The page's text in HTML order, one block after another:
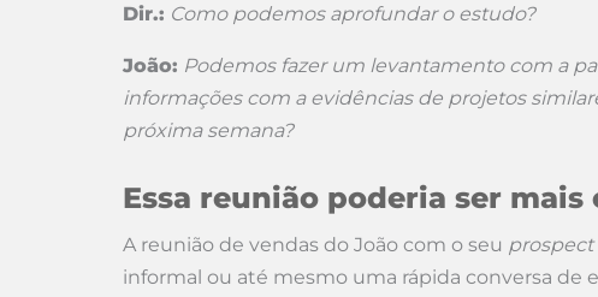
Dir.: Como podemos aprofundar o estudo?
João: Podemos fazer um levantamento com a
informações com a evidências de projetos
próxima semana?
Essa reunião poderia ser mais
A reunião de vendas do João com o seu prospect
informal ou até mesmo uma rápida conversa de